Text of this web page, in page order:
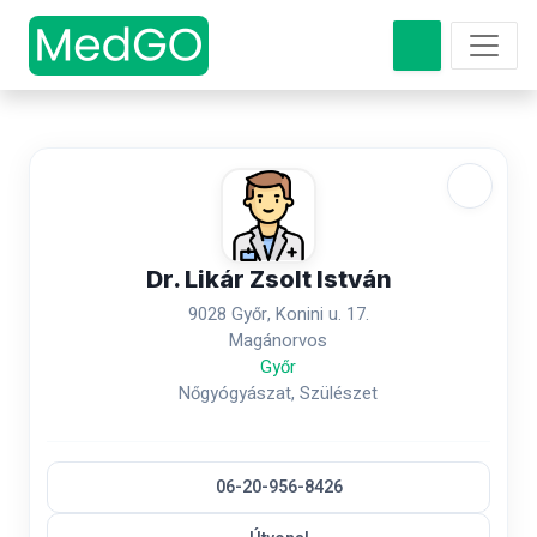
Dr. Likár Zsolt István
9028 Győr, Konini u. 17.
Magánorvos
Győr
Nőgyógyászat, Szülészet
06-20-956-8426